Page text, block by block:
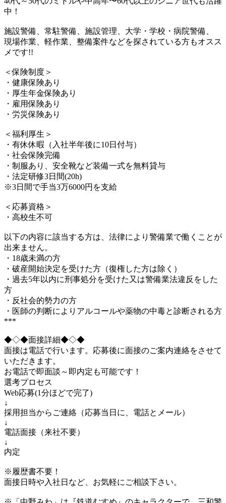
中！
施設警備、常駐警備、施設管理、大学・学校・病院警備、
現場作業、軽作業、整備案件などを探されている方もオスス
メです!!
＜保険制度＞
・健康保険あり
・厚生年金保険あり
・雇用保険あり
・労災保険あり
＜福利厚生＞
・有休休暇（入社半年後に10日付与）
・社会保険完備
・制服あり、安全靴など装備一式を無料貸与
・法定研修3日間(20h)
※3日間で手当3万6000円を支給
＜応募資格＞
・高校生不可
以下の内容に該当する方は、法律により警備業で働くことが
出来ません。
・18歳未満の方
・破産開始決定を受けた方（復権した方は除く）
・過去5年以内に刑事処分を受けた又は警備業法違反をした
方
・反社会的勢力の方
・医師の判断によりアルコールや薬物の中毒と診断される方
***
◆◇◆面接詳細◆◇◆
面接は電話で行います。応募後に面接のご案内連絡をさせて
いただきます。
お電話で即面談～即内定も可能です！
選考プロセス
Web応募(1分ほどで完了)
↓
採用担当からご連絡（応募当日に、電話とメール）
↓
電話面接（来社不要）
↓
内定
※履歴書不要！
面接日時や入社日など、お気軽にご相談下さい。